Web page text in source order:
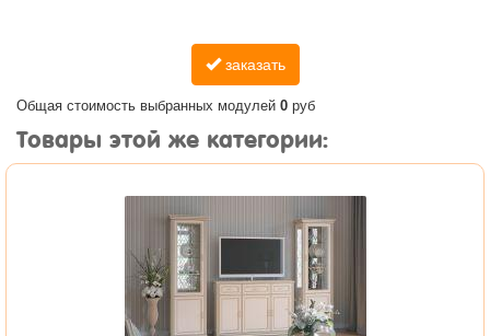
заказать
Общая стоимость выбранных модулей 0 руб
Товары этой же категории: